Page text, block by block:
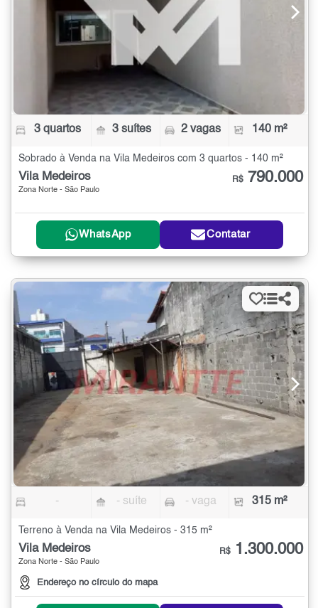
3 quartos 3 suítes 2 vagas 140 m²
Sobrado à Venda na Vila Medeiros com 3 quartos - 140 m²
Vila Medeiros
Zona Norte - São Paulo
R$ 790.000
WhatsApp Contatar
- - suíte - vaga 315 m²
Terreno à Venda na Vila Medeiros - 315 m²
Vila Medeiros
Zona Norte - São Paulo
Endereço no círculo do mapa
R$ 1.300.000